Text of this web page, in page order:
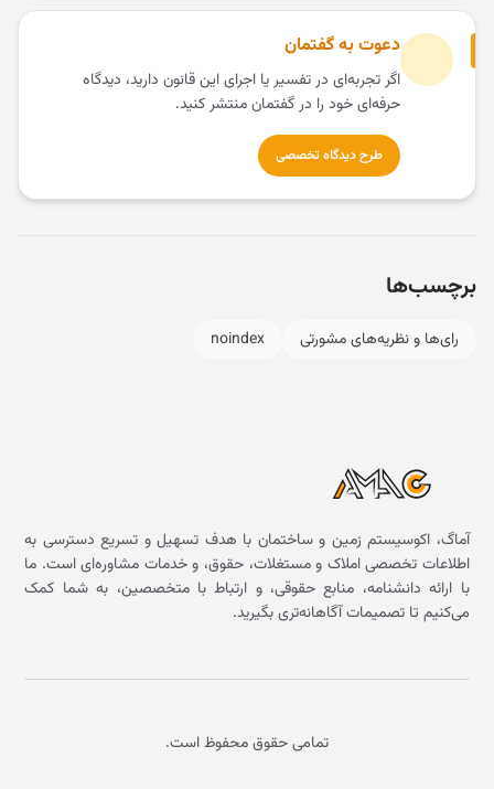
دعوت به گفتمان
اگر تجربه‌ای در تفسیر یا اجرای این قانون دارید، دیدگاه
حرفه‌ای خود را در گفتمان منتشر کنید.
طرح دیدگاه تخصصی
برچسب‌ها
رای‌ها و نظریه‌های مشورتی noindex
آماگ، اکوسیستم زمین و ساختمان با هدف تسهیل و تسریع دسترسی به
اطلاعات تخصصی املاک و مستغلات، حقوق، و خدمات مشاوره‌ای است. ما
با ارائه دانشنامه، منابع حقوقی، و ارتباط با متخصصین، به شما کمک
می‌کنیم تا تصمیمات آگاهانه‌تری بگیرید.
تمامی حقوق محفوظ است.